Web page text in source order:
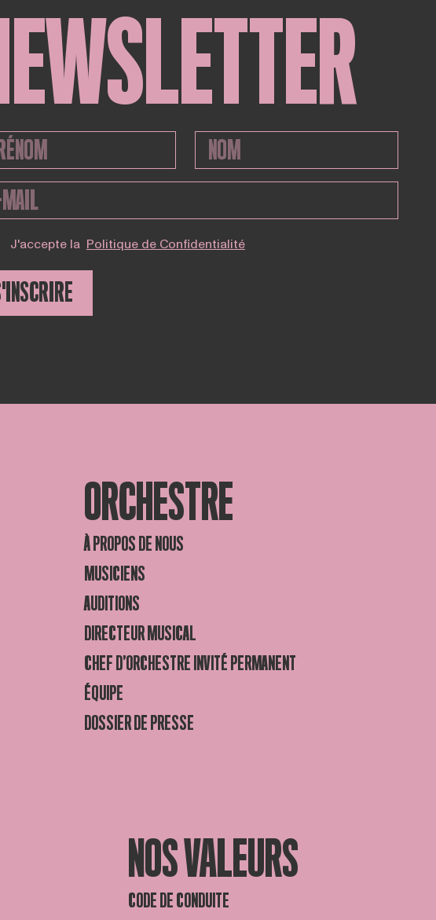
J'accepte la Politique de Confidentialité
ORCHESTRE
À PROPOS DE NOUS
MUSICIENS
AUDITIONS
DIRECTEUR MUSICAL
CHEF D’ORCHESTRE INVITÉ PERMANENT
ÉQUIPE
DOSSIER DE PRESSE
NOS VALEURS
CODE DE CONDUITE